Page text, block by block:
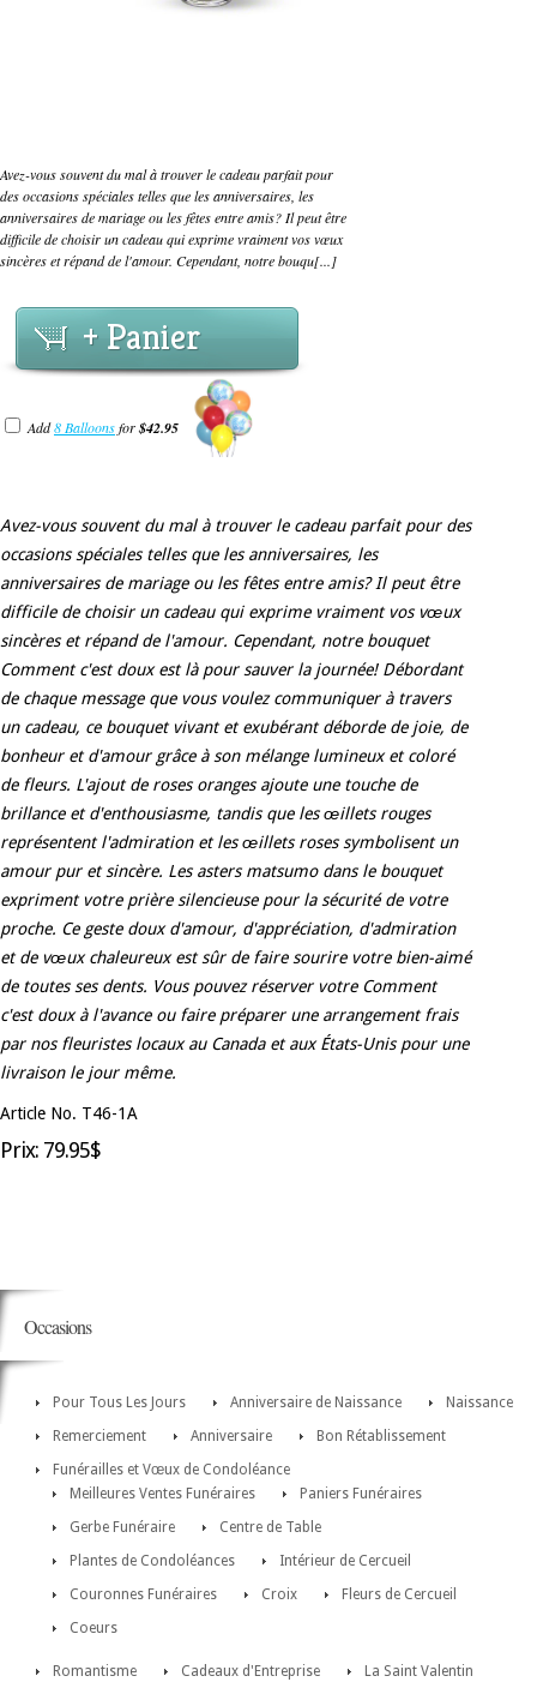
Avez-vous souvent du mal à trouver le cadeau parfait pour
des occasions spéciales telles que les anniversaires, les
anniversaires de mariage ou les fêtes entre amis? Il peut être
difficile de choisir un cadeau qui exprime vraiment vos vœux
sincères et répand de l'amour. Cependant, notre bouqu[...]
+ Panier
Add8 Balloonsfor$42.95
Avez-vous souvent du mal à trouver le cadeau parfait pour des
occasions spéciales telles que les anniversaires, les
anniversaires de mariage ou les fêtes entre amis? Il peut être
difficile de choisir un cadeau qui exprime vraiment vos vœux
sincères et répand de l'amour. Cependant, notre bouquet
Comment c'est doux est là pour sauver la journée! Débordant
de chaque message que vous voulez communiquer à travers
un cadeau, ce bouquet vivant et exubérant déborde de joie, de
bonheur et d'amour grâce à son mélange lumineux et coloré
de fleurs. L'ajout de roses oranges ajoute une touche de
brillance et d'enthousiasme, tandis que les œillets rouges
représentent l'admiration et les œillets roses symbolisent un
amour pur et sincère. Les asters matsumo dans le bouquet
expriment votre prière silencieuse pour la sécurité de votre
proche. Ce geste doux d'amour, d'appréciation, d'admiration
et de vœux chaleureux est sûr de faire sourire votre bien-aimé
de toutes ses dents. Vous pouvez réserver votre Comment
c'est doux à l'avance ou faire préparer une arrangement frais
par nos fleuristes locaux au Canada et aux États-Unis pour une
livraison le jour même.
Article No. T46-1A
Prix: 79.95$
Occasions
Pour Tous Les Jours Anniversaire de Naissance
Naissance
Remerciement
Anniversaire
Bon Rétablissement
Funérailles et Vœux de Condoléance
Meilleures Ventes Funéraires
Paniers Funéraires
Gerbe Funéraire
Centre de Table
Plantes de Condoléances
Intérieur de Cercueil
Couronnes Funéraires
Croix
Fleurs de Cercueil
Coeurs
Romantisme Cadeaux d'Entreprise
La Saint Valentin